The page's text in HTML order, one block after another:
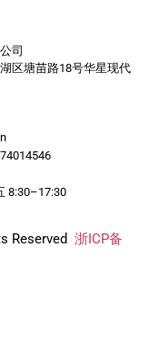
司
区塘苗路18号华星现代
8:30–17:30
Reserved 浙ICP备